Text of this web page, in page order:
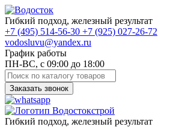
Гибкий подход, железный результат
+7 (495) 514-56-30 +7 (925) 027-26-72
vodosluvu@yandex.ru
График работы
ПН-ВС, с 09:00 до 18:00
Заказать звонок
Гибкий подход, железный результат